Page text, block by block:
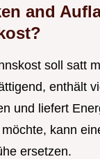
and
soll satt
enthält
und liefert
kann
ersetzen.